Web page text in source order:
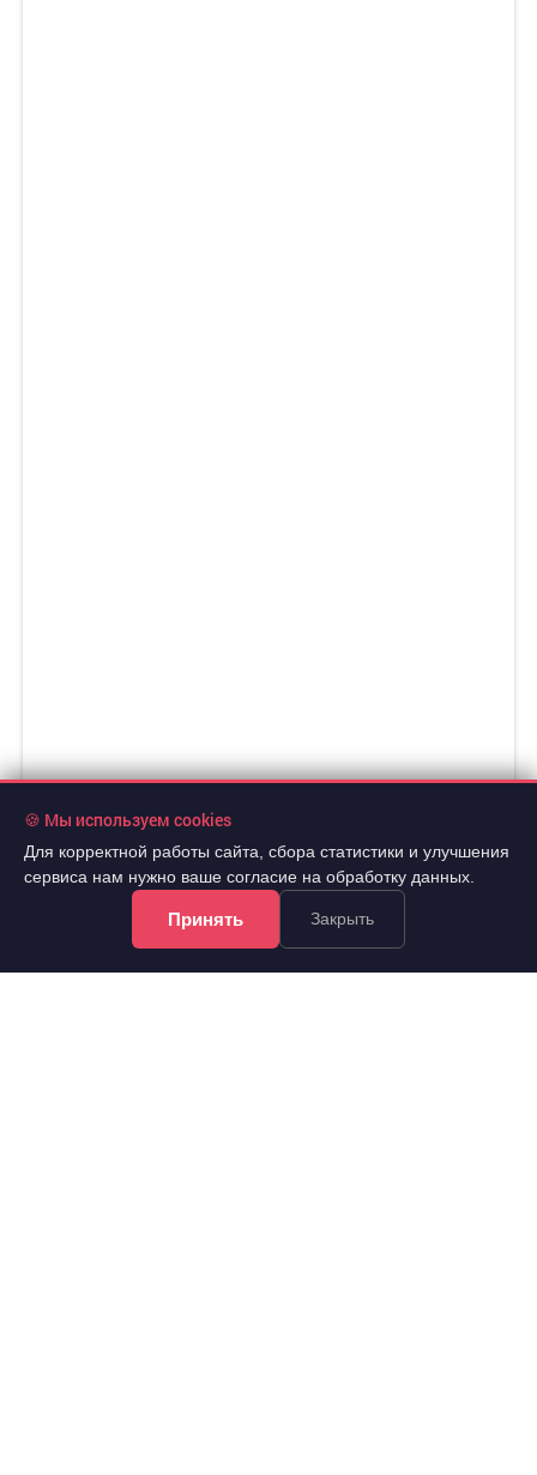
🍪 Мы используем cookies
Для корректной работы сайта, сбора статистики и улучшения
сервиса нам нужно ваше согласие на обработку данных.
Принять Закрыть